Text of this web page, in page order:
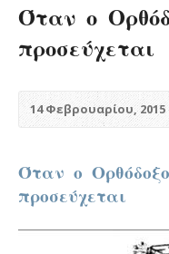
Όταν ο
προσεύχεται
14 Φεβρουαρίου, 2015
Όταν ο
προσεύχεται